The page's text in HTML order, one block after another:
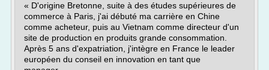
« D'origine Bretonne, suite à des études supérieures de
commerce à Paris, j'ai débuté ma carrière en Chine
comme acheteur, puis au Vietnam comme directeur d'un
site de production en produits grande consommation.
Après 5 ans d'expatriation, j'intègre en France le leader
européen du conseil en innovation en tant que